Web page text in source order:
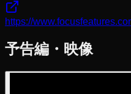
https://
予告編・映像